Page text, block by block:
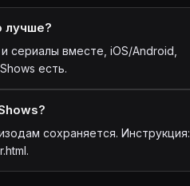
лучше?
сериалы вместе, iOS/Android,
есть.
сохраняется. Инструкция: